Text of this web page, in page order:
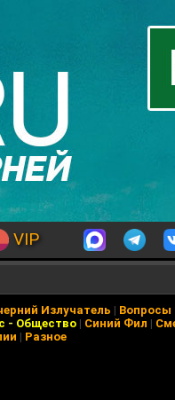
VIP
Излучатель | Вопросы
- Общество | Синий Фил |
| Разное